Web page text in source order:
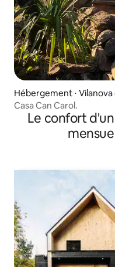
Hébergement ⋅ Vilanova
Casa Can Carol.
Le confort